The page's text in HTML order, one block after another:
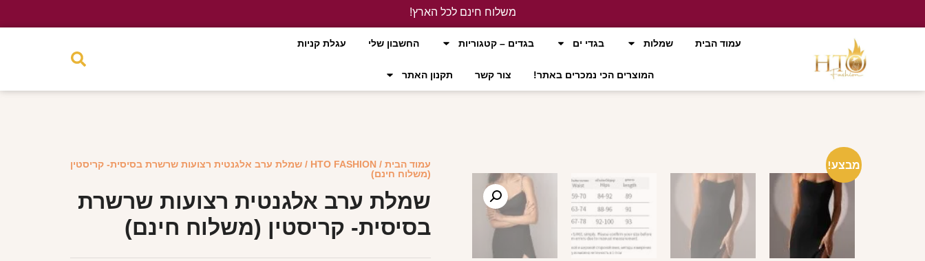
משלוח חינם לכל הארץ!
עמוד הבית
שמלות בגדי ים בגדים – קטגוריות החשבון שלי עגלת קניות
המוצרים הכי נמכרים באתר! צור קשר תקנון האתר
מבצע! עמוד הבית /
HTO FASHION / שמלת ערב אלגנטית רצועות שרשרת בסיסית- קריסטין
(משלוח חינם)
שמלת ערב אלגנטית רצועות שרשרת
בסיסית- קריסטין (משלוח חינם)